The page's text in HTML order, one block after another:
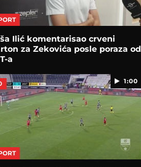
Ilić komentarisao crveni
za Zekovića posle poraza od
a
1:00